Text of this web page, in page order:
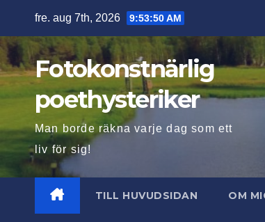
innehåll
fre. aug 7th, 2026 9:53:51 AM
Fotokonstnärlig
poethysteriker
Man borde räkna varje dag som ett
liv för sig!
TILL HUVUDSIDAN OM